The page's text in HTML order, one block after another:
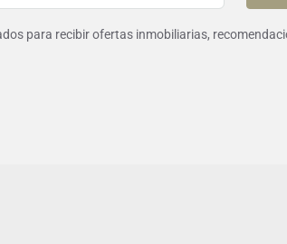
para recibir ofertas inmobiliarias,